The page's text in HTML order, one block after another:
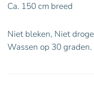
Ca. 150 cm breed
Niet bleken, Niet
Wassen op 30 graden.